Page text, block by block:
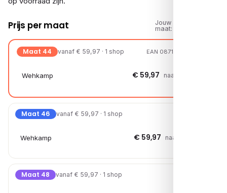
Prijs per maat
Jouw
maat:
Maat 44 vanaf € 59,97 · 1 shop EAN 08717945943140
Wehkamp € 59,97 naar shop →
Maat 46 vanaf € 59,97 · 1 shop
Wehkamp € 59,97 naar shop →
Maat 48 vanaf € 59,97 · 1 shop